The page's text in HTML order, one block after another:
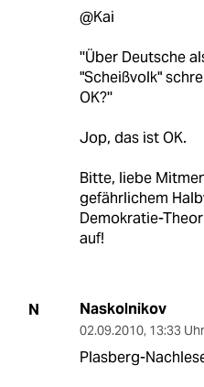
@Kai
''Über Deutsche
"Scheißvolk"
OK?''
Jop, das ist OK.
Bitte, liebe
gefährlichem
Demokratie-
auf!
N Naskolnikov
02.09.2010, 13:33 Uhr
Plasberg-